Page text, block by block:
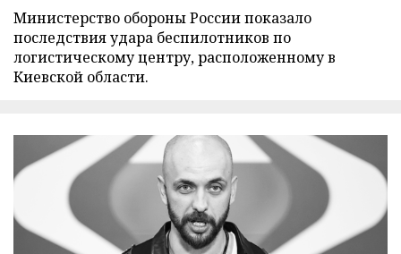
Министерство обороны России показало
последствия удара беспилотников по
логистическому центру, расположенному в
Киевской области.